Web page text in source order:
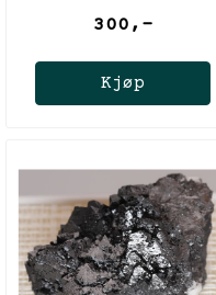
300,-
Kjøp